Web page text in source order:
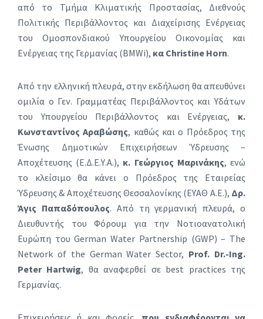
από το Τμήμα Κλιματικής Προστασίας, Διεθνούς
Πολιτικής Περιβάλλοντος και Διαχείρισης Ενέργειας
του Ομοσπονδιακού Υπουργείου Οικονομίας και
Ενέργειας της Γερμανίας (BMWi), κα Christine Horn.
Από την ελληνική πλευρά, στην εκδήλωση θα απευθύνει
ομιλία ο Γεν. Γραμματέας Περιβάλλοντος και Υδάτων
του Υπουργείου Περιβάλλοντος και Ενέργειας, κ.
Κωνσταντίνος Αραβώσης, καθώς και ο Πρόεδρος της
Ένωσης Δημοτικών Επιχειρήσεων Ύδρευσης –
Αποχέτευσης (Ε.Δ.E.Υ.Α.), κ. Γεώργιος Μαρινάκης, ενώ
το κλείσιμο θα κάνει ο Πρόεδρος της Εταιρείας
Ύδρευσης & Αποχέτευσης Θεσσαλονίκης (ΕΥΑΘ Α.Ε.), Δρ.
Άγις Παπαδόπουλος. Από τη γερμανική πλευρά, ο
Διευθυντής του Φόρουμ για την Νοτιοανατολική
Ευρώπη του German Water Partnership (GWP) – The
Network of the German Water Sector, Prof. Dr.-Ing.
Peter Hartwig, θα αναφερθεί σε best practices της
Γερμανίας.